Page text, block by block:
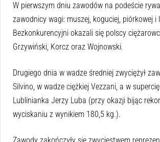
W pierwszym dniu zawodów na podeście
zawodnicy wagi: muszej, koguciej, piórkowej i
Bezkonkurencyjni okazali się polscy
Grzywiński, Korcz oraz Wojnowski.
Drugiego dnia w wadze średniej zwyciężył
Silvino, w wadze ciężkiej Vezzani, a w
Lublinianka Jerzy Luba (przy okazji bijąc
wyciskaniu z wynikiem 180,5 kg.).